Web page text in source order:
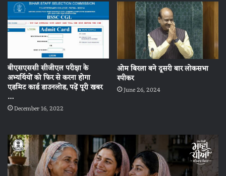
बीएसएससी सीजीएल परीक्षा के
अभ्यर्थियों को फिर से करना होगा
एडमिट कार्ड डाउनलोड, पढ़ें पूरी खबर
…
December 16, 2022
ओम बिरला बने दूसरी बार लोकसभा
स्‍पीकर
June 26, 2024